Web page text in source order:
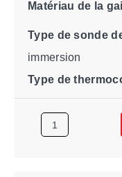
Matériau de la
Type de sonde
immersion
Type de